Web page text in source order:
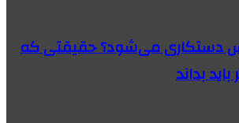
دستکاری می‌شود؟ حقیقتی که
بداند